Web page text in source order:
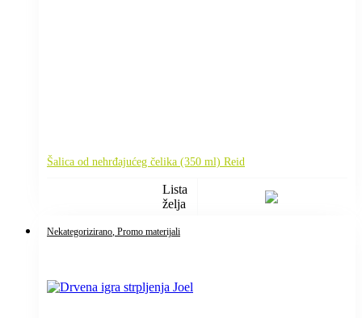
Šalica od nehrđajućeg čelika (350 ml) Reid
Lista
želja
Nekategorizirano , Promo materijali